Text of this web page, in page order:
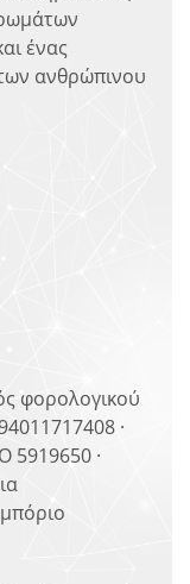
ένας
ανθρώπινου
φορολογικού
·
5919650 ·